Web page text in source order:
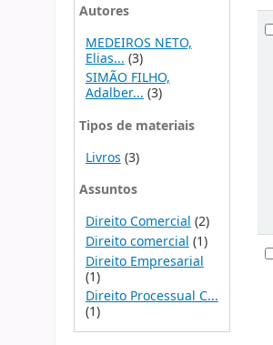
Autores
MEDEIROS NETO,
Elias... (3)
SIMÃO FILHO,
Adalber...(3)
Tipos de materiais
Livros (3)
Assuntos
Direito Comercial (2)
Direito comercial (1)
Direito Empresarial
(1)
Direito Processual C...
(1)